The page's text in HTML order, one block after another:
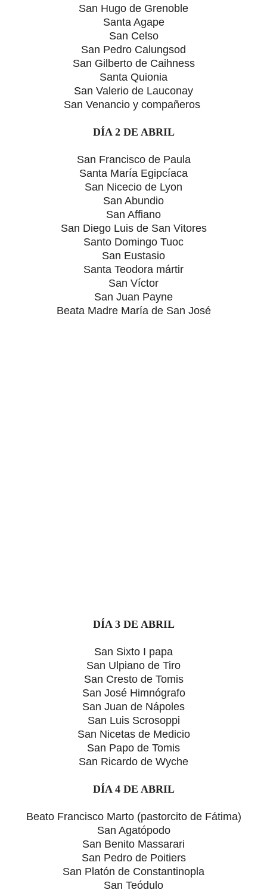
San Hugo de Grenoble
Santa Agape
San Celso
San Pedro Calungsod
San Gilberto de Caihness
Santa Quionia
San Valerio de Lauconay
San Venancio y compañeros
DÍA 2 DE ABRIL
San Francisco de Paula
Santa María Egipcíaca
San Nicecio de Lyon
San Abundio
San Affiano
San Diego Luis de San Vitores
Santo Domingo Tuoc
San Eustasio
Santa Teodora mártir
San Víctor
San Juan Payne
Beata Madre María de San José
DÍA 3 DE ABRIL
San Sixto I papa
San Ulpiano de Tiro
San Cresto de Tomis
San José Himnógrafo
San Juan de Nápoles
San Luis Scrosoppi
San Nicetas de Medicio
San Papo de Tomis
San Ricardo de Wyche
DÍA 4 DE ABRIL
Beato Francisco Marto (pastorcito de Fátima)
San Agatópodo
San Benito Massarari
San Pedro de Poitiers
San Platón de Constantinopla
San Teódulo